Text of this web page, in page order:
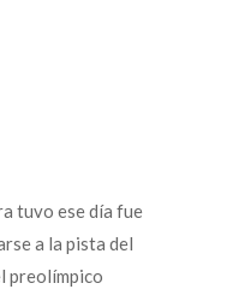
tuvo ese día fue
a la pista del
preolímpico